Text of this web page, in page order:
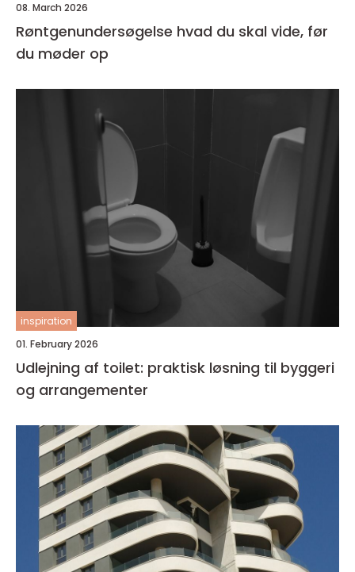
08. March 2026
Røntgenundersøgelse hvad du skal vide, før
du møder op
inspiration
01. February 2026
Udlejning af toilet: praktisk løsning til byggeri
og arrangementer